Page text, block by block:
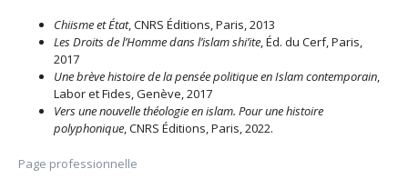
Chiisme et État, CNRS Éditions, Paris, 2013
Les Droits de l’Homme dans l’islam shi’ite , Éd. du Cerf, Paris,
2017
Une brève histoire de la pensée politique en Islam contemporain
Labor et Fides, Genève, 2017
Vers une nouvelle théologie en islam. Pour une histoire
polyphonique , CNRS Éditions, Paris, 2022.
Page professionnelle